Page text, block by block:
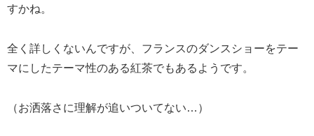
すかね。
全く詳しくないんですが、フランスのダンスショーをテー
マにしたテーマ性のある紅茶でもあるようです。
（お洒落さに理解が追いついてない…）